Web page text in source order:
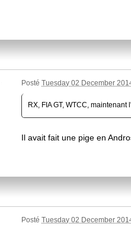
PostéTuesday 02 December
RX, FIA GT, WTCC,
Il avait fait une pige en
PostéTuesday 02 December